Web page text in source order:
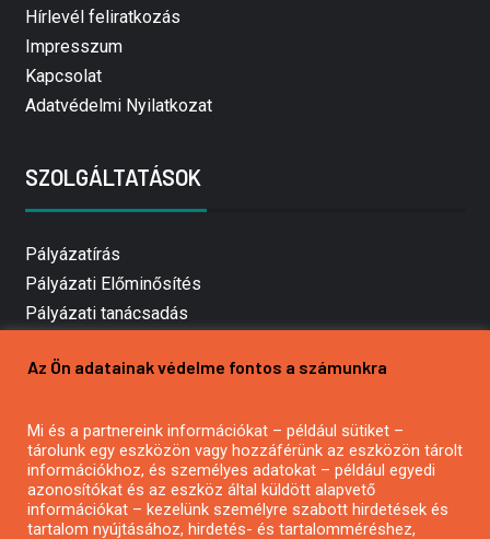
Hírlevél feliratkozás
Impresszum
Kapcsolat
Adatvédelmi Nyilatkozat
SZOLGÁLTATÁSOK
Pályázatírás
Pályázati Előminősítés
Pályázati tanácsadás
Mezőgazdasági pályázatírás
Pályázatírás civil szervezeteknek
Pályázatírás önkormányzatoknak
Pályázatfigyelés
Specifikus pályázatfigyelés vagy hírlevél
Az Ön adatainak védelme fontos a számunkra
Mi és a partnereink információkat – például sütiket –
tárolunk egy eszközön vagy hozzáférünk az eszközön tárolt
információkhoz, és személyes adatokat – például egyedi
azonosítókat és az eszköz által küldött alapvető
információkat – kezelünk személyre szabott hirdetések és
tartalom nyújtásához, hirdetés- és tartalomméréshez,